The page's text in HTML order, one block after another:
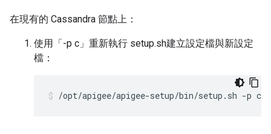
在現有的 Cassandra 節點上：
使用「-p c」重新執行 setup.sh建立設定檔與新設定
檔：
/opt/apigee/apigee-setup/bin/setup.sh -p